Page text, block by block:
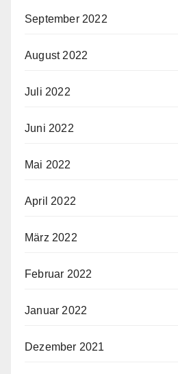
September 2022
August 2022
Juli 2022
Juni 2022
Mai 2022
April 2022
März 2022
Februar 2022
Januar 2022
Dezember 2021